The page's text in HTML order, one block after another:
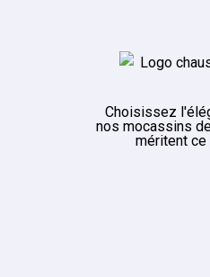
Choisissez
nos mocassins
méritent ce